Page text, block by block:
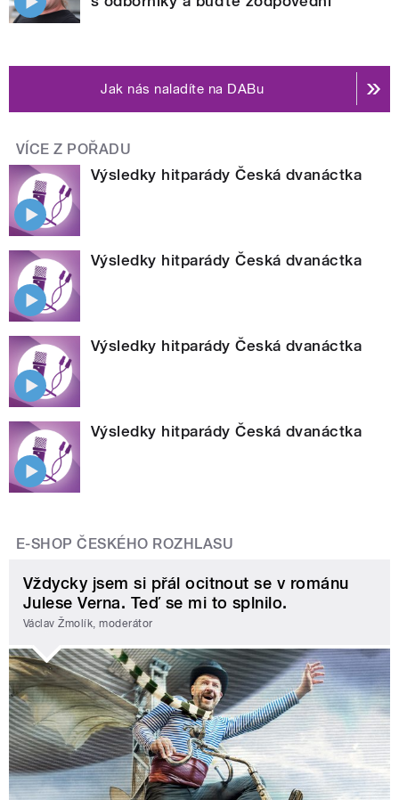
Jak nás naladíte na DABu
VÍCE Z POŘADU
Výsledky hitparády Česká dvanáctka
Výsledky hitparády Česká dvanáctka
Výsledky hitparády Česká dvanáctka
Výsledky hitparády Česká dvanáctka
E-SHOP ČESKÉHO ROZHLASU
Vždycky jsem si přál ocitnout se v románu
Julese Verna. Teď se mi to splnilo.
Václav Žmolík, moderátor